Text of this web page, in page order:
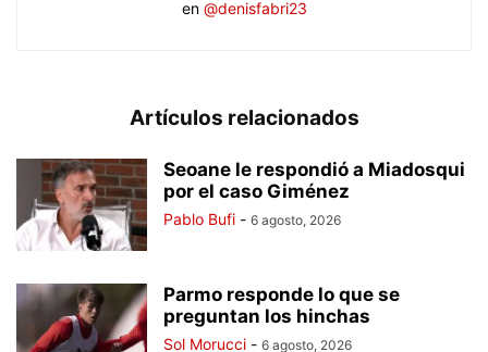
en @denisfabri23
Artículos relacionados
Seoane le respondió a Miadosqui
por el caso Giménez
Pablo Bufi - 6 agosto, 2026
Parmo responde lo que se
preguntan los hinchas
Sol Morucci - 6 agosto, 2026